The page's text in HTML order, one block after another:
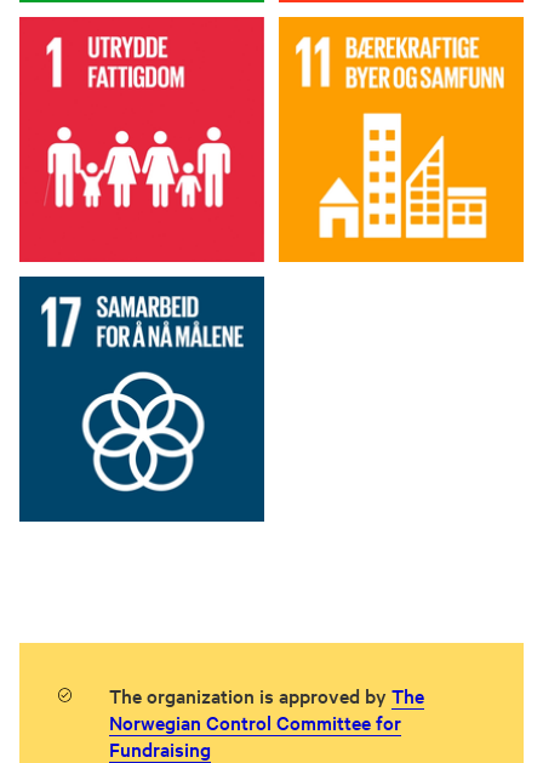
The organization is approved byThe
Norwegian Control Committee for
Fundraising